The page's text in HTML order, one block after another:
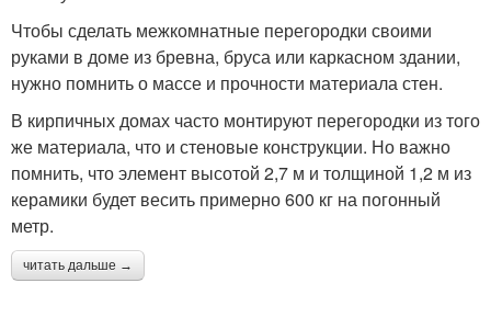
Чтобы сделать межкомнатные перегородки своими
руками в доме из бревна, бруса или каркасном здании,
нужно помнить о массе и прочности материала стен.
В кирпичных домах часто монтируют перегородки из того
же материала, что и стеновые конструкции. Но важно
помнить, что элемент высотой 2,7 м и толщиной 1,2 м из
керамики будет весить примерно 600 кг на погонный
метр.
читать дальше →